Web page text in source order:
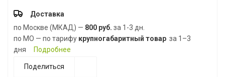
Доставка
по Москве (МКАД) — 800 руб. за 1-3 дн.
по МО — по тарифу крупногабаритный товар за 1–3
дня
Подробнее
Поделиться